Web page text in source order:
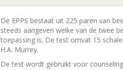
De EPPS bestaat uit 225 paren van
steeds aangeven welke van de twee
toepassing is. De test omvat 15
H.A. Murrey.
De test wordt gebruikt voor